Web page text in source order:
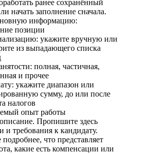
ранее сохранённый
начать заполнение сначала.
информацию:
позиции
укажите вручную или
из выпадающего списка
полная, частичная,
и прочее
укажите диапазон или
сумму, до или после
налогов
опыт работы
Пропишите здесь
и требования к кандидату.
подробнее, что представляет
какие есть компенсации или